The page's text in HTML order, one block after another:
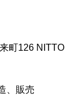
町126 NITTO
、販売